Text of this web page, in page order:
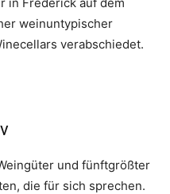
weinuntypischer
verabschiedet.
und fünftgrößter
die für sich sprechen.